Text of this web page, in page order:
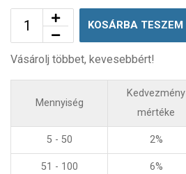
KOSÁRBA TESZEM
Vásárolj többet, kevesebbért!
Mennyiség
Kedvezmény
mértéke
5 - 50 2%
51 - 100 6%